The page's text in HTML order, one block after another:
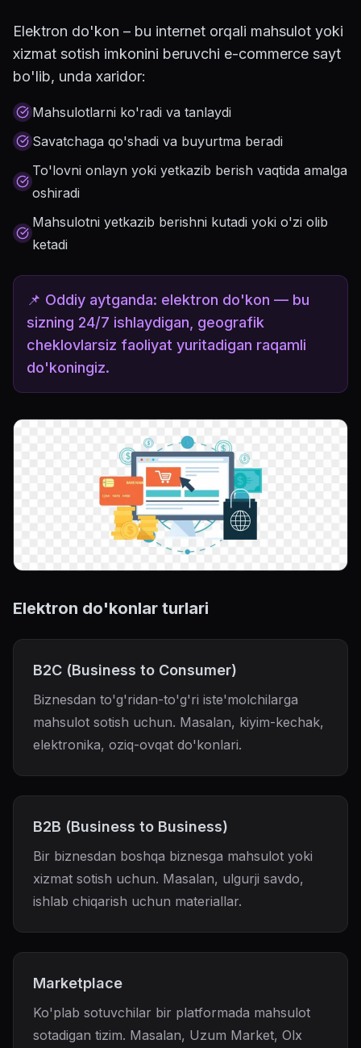
Elektron do'kon – bu internet orqali mahsulot yoki
xizmat sotish imkonini beruvchi e-commerce sayt
bo'lib, unda xaridor:
Mahsulotlarni ko'radi va tanlaydi
Savatchaga qo'shadi va buyurtma beradi
To'lovni onlayn yoki yetkazib berish vaqtida amalga
oshiradi
Mahsulotni yetkazib berishni kutadi yoki o'zi olib
ketadi
📌 Oddiy aytganda: elektron do'kon — bu
sizning 24/7 ishlaydigan, geografik
cheklovlarsiz faoliyat yuritadigan raqamli
do'koningiz.
Elektron do'konlar turlari
B2C (Business to Consumer)
Biznesdan to'g'ridan-to'g'ri iste'molchilarga
mahsulot sotish uchun. Masalan, kiyim-kechak,
elektronika, oziq-ovqat do'konlari.
B2B (Business to Business)
Bir biznesdan boshqa biznesga mahsulot yoki
xizmat sotish uchun. Masalan, ulgurji savdo,
ishlab chiqarish uchun materiallar.
Marketplace
Ko'plab sotuvchilar bir platformada mahsulot
sotadigan tizim. Masalan, Uzum Market, Olx